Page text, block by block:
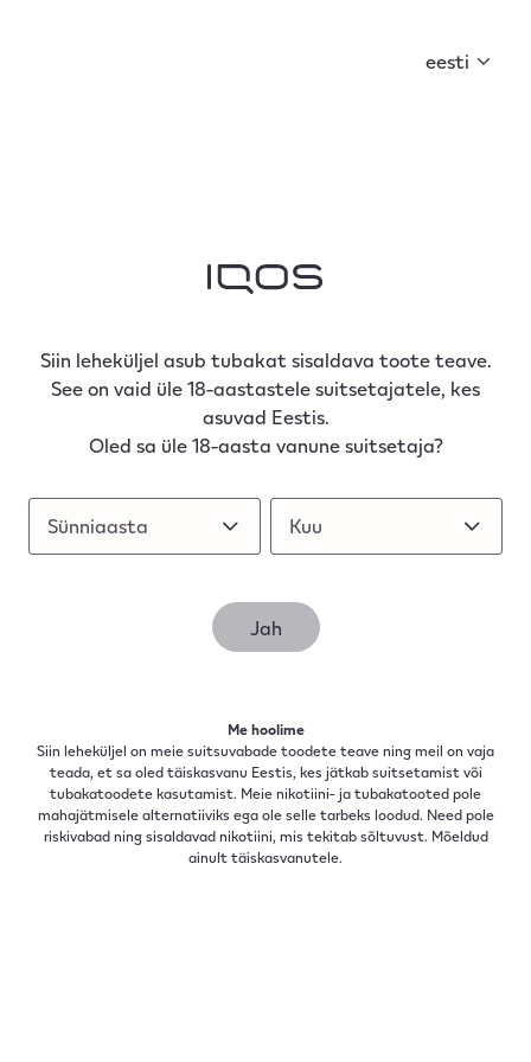
eesti
Siin leheküljel asub tubakat sisaldava toote teave.
See on vaid üle 18-aastastele suitsetajatele, kes
asuvad Eestis.
Oled sa üle 18-aasta vanune suitsetaja?
Sünniaasta
Sünniaasta Kuu
Kuu
Jah
Me hoolime
Siin leheküljel on meie suitsuvabade toodete teave ning meil on vaja
teada, et sa oled täiskasvanu Eestis, kes jätkab suitsetamist või
tubakatoodete kasutamist. Meie nikotiini- ja tubakatooted pole
mahajätmisele alternatiiviks ega ole selle tarbeks loodud. Need pole
riskivabad ning sisaldavad nikotiini, mis tekitab sõltuvust. Mõeldud
ainult täiskasvanutele.
Me kasutame küpsiseid selleks, et pakkuda sulle personaalset
osas; veebilehe parandamiseks ja operatiivseks
toimetamiseks ning sinu eelistuste mäletamiseks. Klõpsa
„loe juurde“ rohkema teabe jaoks või sätete muutmiseks. Sa
saad iga hetk oma valikuid muuta kui külastad „küpsiste
eelistusi“. Kõiki sinu isiklikke andmeid kasutataksevastavalt
meieprivaatsuspoliitikale.